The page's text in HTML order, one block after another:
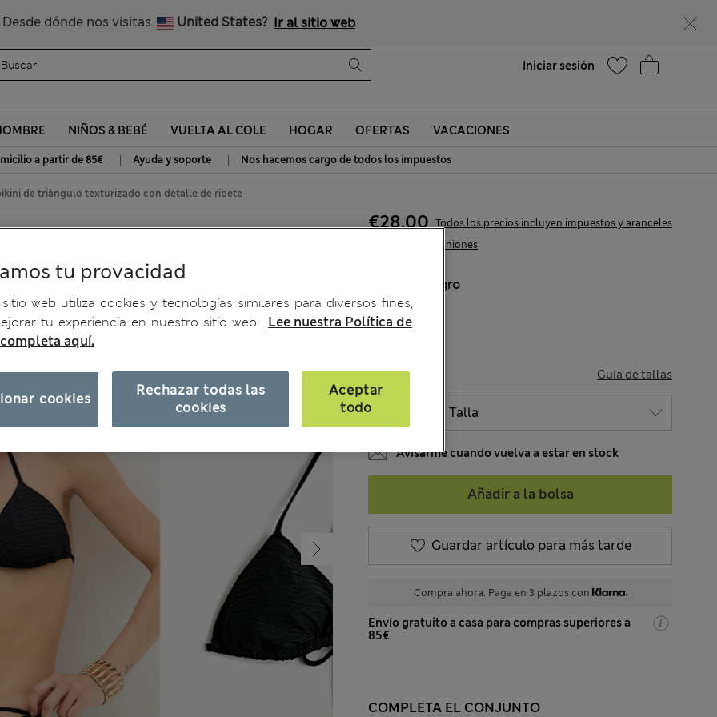
Desde dónde nos visitas United States? Ir al sitio web
Iniciar sesión
NIÑOS & BEBÉ VUELTA AL COLE HOGAR OFERTAS VACACIONES
a partir de 85€ | Ayuda y soporte | Nos hacemos cargo de todos los impuestos
de triángulo texturizado con detalle de ribete
3 Opiniones
€28,00 Todos los precios incluyen impuestos y aranceles
Negro
TALLA Guía de tallas
Avisarme cuando vuelva a estar en stock
Añadir a la bolsa
Guardar artículo para más tarde
Compra ahora. Paga en 3 plazos con
Envío gratuito a casa para compras superiores a
85€
COMPLETA EL CONJUNTO
tu provacidad
web utiliza cookies y tecnologías similares para diversos fines,
tu experiencia en nuestro sitio web.
Lee nuestra Política de
aquí.
Rechazar todas las
cookies
Aceptar
todo
cookies